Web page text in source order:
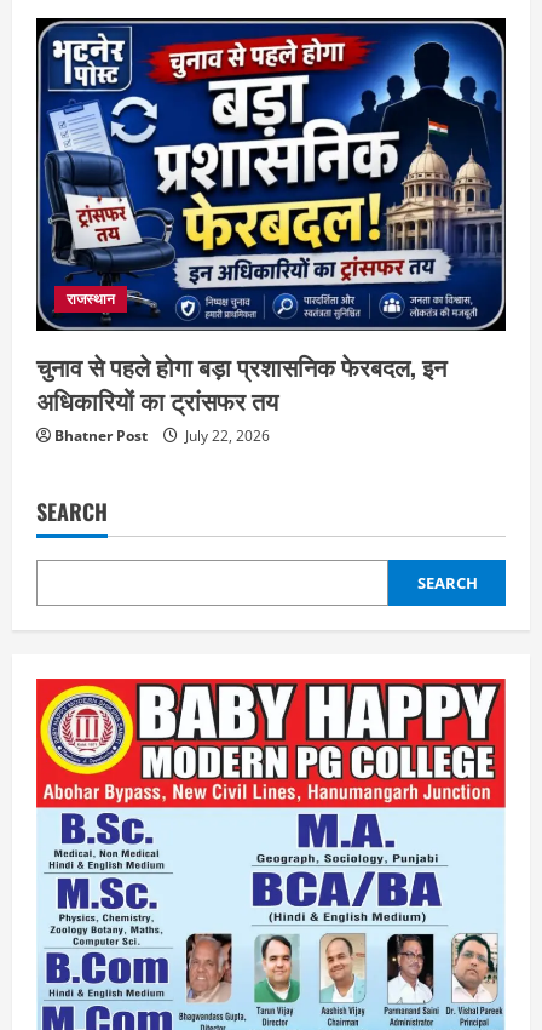
राजस्थान
चुनाव से पहले होगा बड़ा प्रशासनिक फेरबदल, इन
अधिकारियों का ट्रांसफर तय
Bhatner Post July 22, 2026
SEARCH
SEARCH